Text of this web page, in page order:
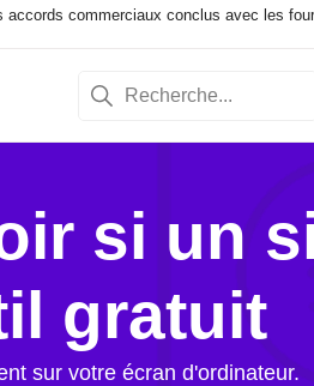
commerciaux conclus avec les
si un
gratuit
sur votre écran d'ordinateur.